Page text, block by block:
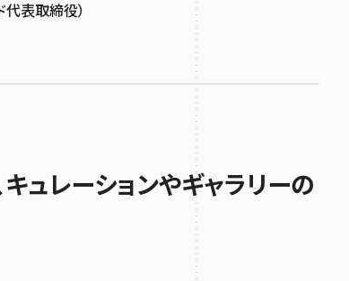
表取締役）
ュレーションやギャラリーの